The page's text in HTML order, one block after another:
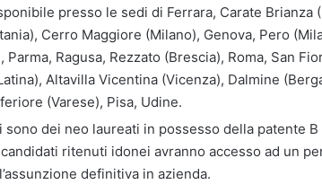
presso le sedi di Ferrara, Carate Brianza
Cerro Maggiore (Milano), Genova, Pero
Ragusa, Rezzato (Brescia), Roma, San
Altavilla Vicentina (Vicenza), Dalmine
(Varese), Pisa, Udine.
sono dei neo laureati in possesso della patente
ritenuti idonei avranno accesso ad un
definitiva in azienda.